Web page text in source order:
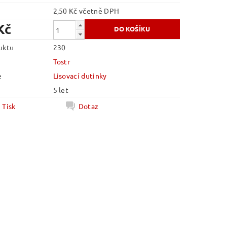
2,50 Kč včetně DPH
230
Tostr
Lisovací dutinky
5 let
Tisk
Dotaz